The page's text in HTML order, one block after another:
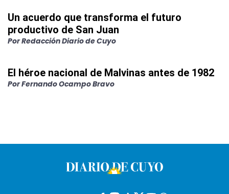
Un acuerdo que transforma el futuro
productivo de San Juan
PorRedacción Diario de Cuyo
El héroe nacional de Malvinas antes de 1982
PorFernando Ocampo Bravo